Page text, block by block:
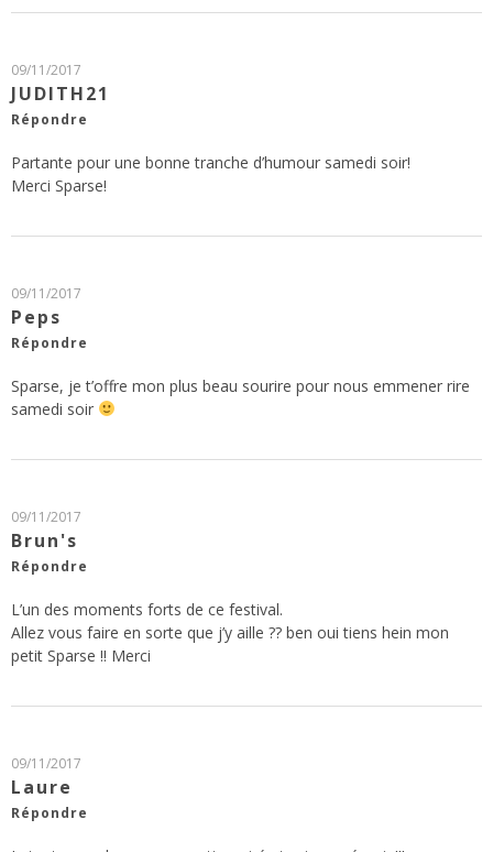
09/11/2017
JUDITH21
Répondre
Partante pour une bonne tranche d’humour samedi soir!
Merci Sparse!
09/11/2017
Peps
Répondre
Sparse, je t’offre mon plus beau sourire pour nous emmener rire
samedi soir
09/11/2017
Brun's
Répondre
L’un des moments forts de ce festival.
Allez vous faire en sorte que j’y aille ?? ben oui tiens hein mon
petit Sparse !! Merci
09/11/2017
Laure
Répondre